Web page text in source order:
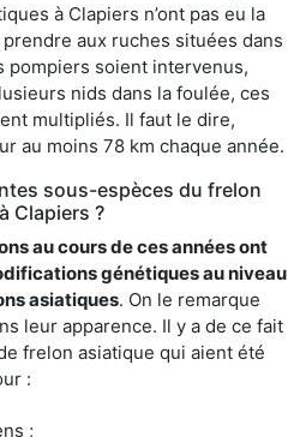
à Clapiers n’ont pas eu la
aux ruches situées dans
pompiers soient intervenus,
nids dans la foulée, ces
multipliés. Il faut le dire,
au moins 78 km chaque année.
sous-espèces du frelon
Clapiers ?
au cours de ces années ont
génétiques au niveau
asiatiques. On le remarque
leur apparence. Il y a de ce fait
frelon asiatique qui aient été
:
;